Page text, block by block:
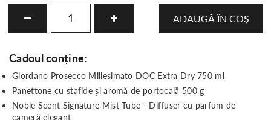
ADAUGĂ ÎN COŞ
Cadoul conține:
Giordano Prosecco Millesimato DOC Extra Dry 750 ml
Panettone cu stafide și aromă de portocală 500 g
Noble Scent Signature Mist Tube - Diffuser cu parfum de
cameră elegant